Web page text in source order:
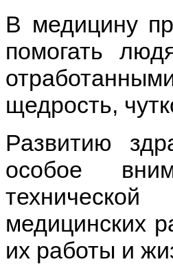
В медицину
помогать
щедрость,
Развитию
особое
медицинских
их работы и